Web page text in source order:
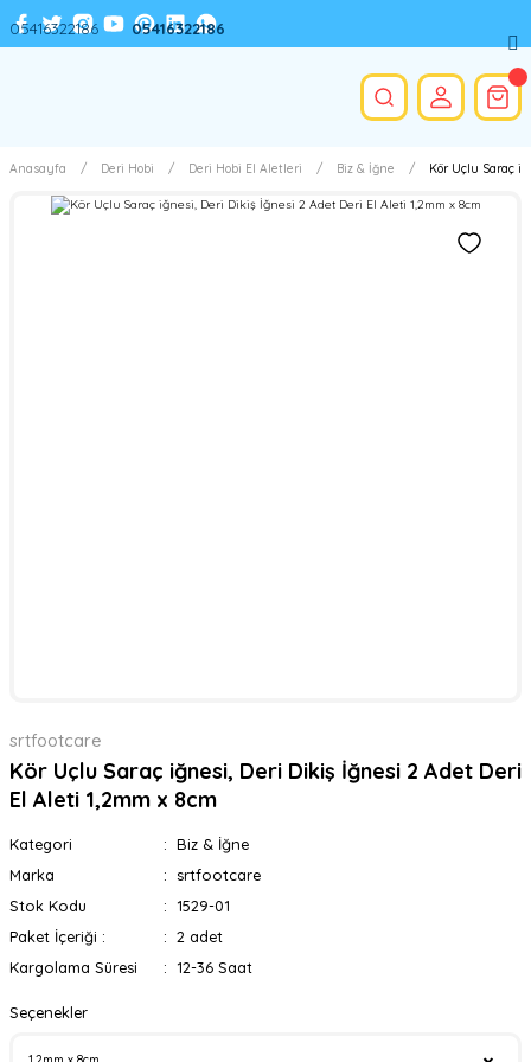
Anasayfa Deri Hobi Deri Hobi El Aletleri Biz & İğne Kör Uçlu Saraç
srtfootcare
Kör Uçlu Saraç iğnesi, Deri Dikiş İğnesi 2 Adet Deri
El Aleti 1,2mm x 8cm
Kategori
Biz & İğne
Marka
srtfootcare
Stok Kodu
1529-01
Paket İçeriği :
2 adet
Kargolama Süresi
12-36 Saat
Seçenekler
05416322186 05416322186